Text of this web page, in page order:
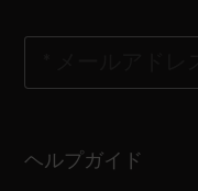
ヘルプガイド